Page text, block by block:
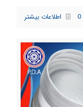
0 اطلاعات بیشتر